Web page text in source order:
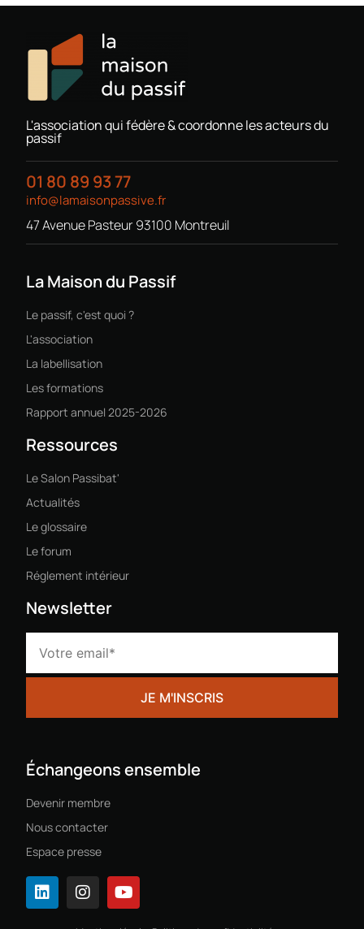
L'association qui fédère & coordonne les acteurs du
passif
01 80 89 93 77
info@lamaisonpassive.fr
47 Avenue Pasteur 93100 Montreuil
La Maison du Passif
Le passif, c'est quoi ?
L'association
La labellisation
Les formations
Rapport annuel 2025-2026
Ressources
Le Salon Passibat'
Actualités
Le glossaire
Le forum
Réglement intérieur
Newsletter
Échangeons ensemble
Devenir membre
Nous contacter
Espace presse